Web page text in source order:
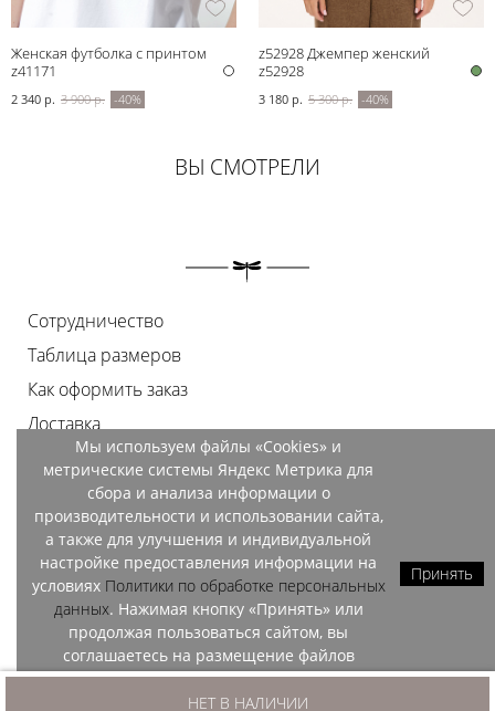
НЕТ В НАЛИЧИИ
Женская футболка с принтом
z41171
2 340 р. 3 900 р. -40%
z52928 Джемпер женский
z52928
3 180 р. 5 300 р. -40%
ВЫ СМОТРЕЛИ
Сотрудничество
Таблица размеров
Как оформить заказ
Доставка
Оплата
Возврат
Документы
Контакты
Магазины
Мы используем файлы «Cookies» и
метрические системы Яндекс Метрика для
сбора и анализа информации о
производительности и использовании сайта,
а также для улучшения и индивидуальной
настройке предоставления информации на
условиях Политики по обработке персональных
данных. Нажимая кнопку «Принять» или
продолжая пользоваться сайтом, вы
соглашаетесь на размещение файлов
«Cookies» и обработку данных метрических
систем Яндекс Метрика.
Принять